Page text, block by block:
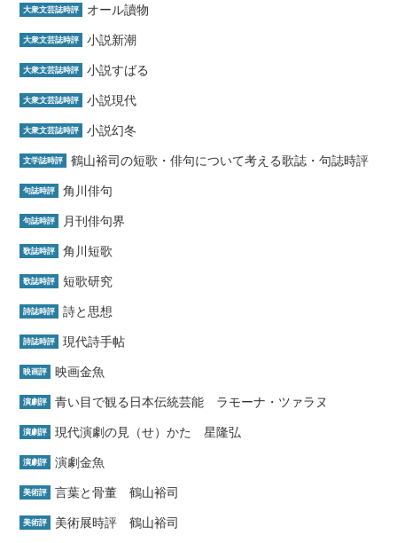
大衆文芸誌時評 オール讀物
大衆文芸誌時評 小説新潮
大衆文芸誌時評 小説すばる
大衆文芸誌時評 小説現代
大衆文芸誌時評 小説幻冬
文学誌時評 鶴山裕司の短歌・俳句について考える歌誌・句誌時評
句誌時評 角川俳句
句誌時評 月刊俳句界
歌誌時評 角川短歌
歌誌時評 短歌研究
詩誌時評 詩と思想
詩誌時評 現代詩手帖
映画評 映画金魚
演劇評 青い目で観る日本伝統芸能 ラモーナ・ツァラヌ
演劇評 現代演劇の見（せ）かた 星隆弘
演劇評 演劇金魚
美術評 言葉と骨董 鶴山裕司
美術評 美術展時評 鶴山裕司